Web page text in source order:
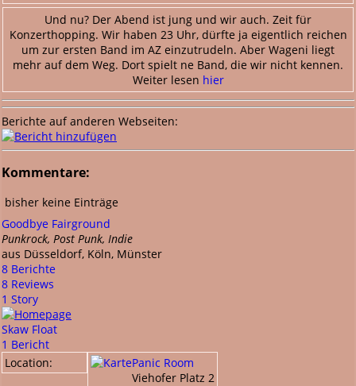
Und nu? Der Abend ist jung und wir auch. Zeit für
Konzerthopping. Wir haben 23 Uhr, dürfte ja eigentlich reichen
um zur ersten Band im AZ einzutrudeln. Aber Wageni liegt
mehr auf dem Weg. Dort spielt ne Band, die wir nicht kennen.
Weiter lesen hier
Berichte auf anderen Webseiten:
Kommentare:
bisher keine Einträge
Goodbye Fairground
Punkrock, Post Punk, Indie
aus Düsseldorf, Köln, Münster
8 Berichte
8 Reviews
1 Story
Skaw Float
1 Bericht
Location:
Panic Room
Viehofer Platz 2